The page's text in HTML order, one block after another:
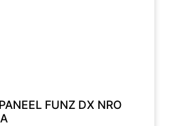
FUNZ DX NRO